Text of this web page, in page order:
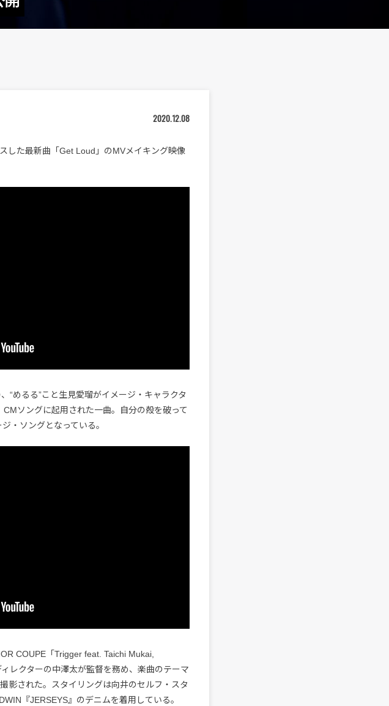
2020.12.08
した最新曲「Get Loud」のMVメイキング映像
“めるる”こと生見愛瑠がイメージ・キャラクタ
ソングに起用された一曲。自分の殻を破って
・ソングとなっている。
COUPE「Trigger feat. Taichi Mukai,
レクターの中澤太が監督を務め、楽曲のテーマ
影された。スタイリングは向井のセルフ・スタ
『JERSEYS』のデニムを着用している。